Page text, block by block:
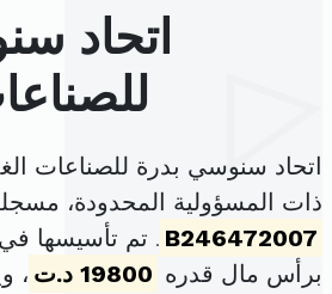
اتحاد
اتحاد سنوسي بدرة للصناعات
ذات المسؤولية المحدودة،
B246472007
برأس مال قدره 19800 د.ت
،